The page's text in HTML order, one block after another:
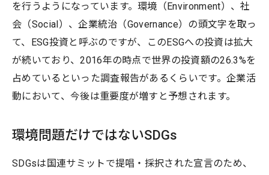
を行うようになっています。環境（Environment）、社
会（Social）、企業統治（Governance）の頭文字を取っ
て、ESG投資と呼ぶのですが、このESGへの投資は拡大
が続いており、2016年の時点で世界の投資額の26.3%を
占めているといった調査報告があるくらいです。企業活
動において、今後は重要度が増すと予想されます。
環境問題だけではないSDGs
SDGsは国連サミットで提唱・採択された宣言のため、